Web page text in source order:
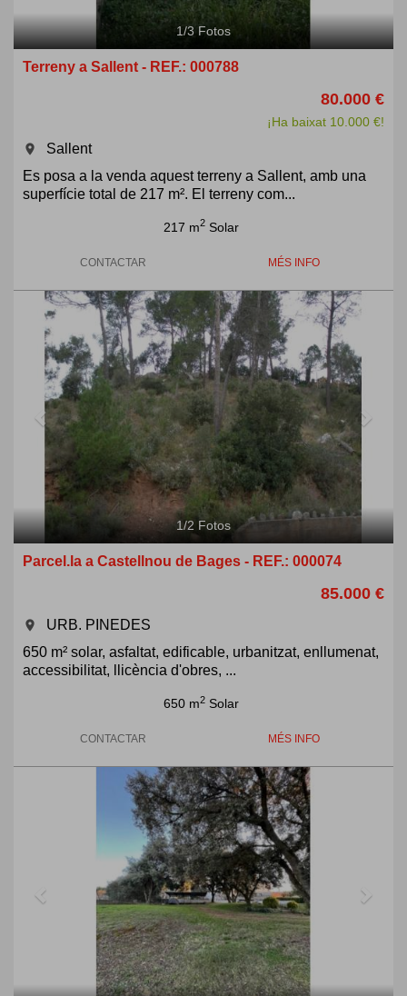
1/3Fotos
Terreny a Sallent - REF.: 000788
80.000 €
¡Ha baixat 10.000 €!
room
Sallent
Es posa a la venda aquest terreny a Sallent, amb una
superfície total de 217 m². El terreny com...
217 m2 Solar
CONTACTAR MÉS INFO
Previous
1/2 Fotos
Parcel.la a Castellnou de Bages - REF.: 000074
85.000 €
room
URB. PINEDES
650 m² solar, asfaltat, edificable, urbanitzat, enllumenat,
accessibilitat, llicència d'obres, ...
650 m2 Solar
CONTACTAR MÉS INFO